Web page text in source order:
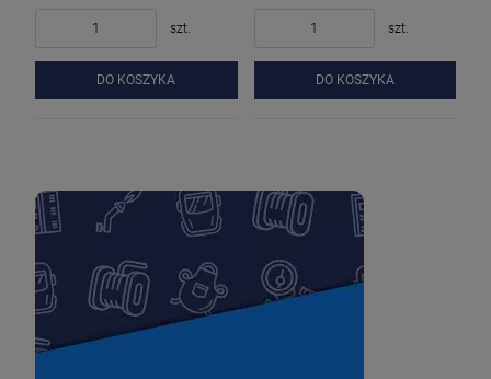
szt.
DO KOSZYKA
szt.
DO KOSZYKA